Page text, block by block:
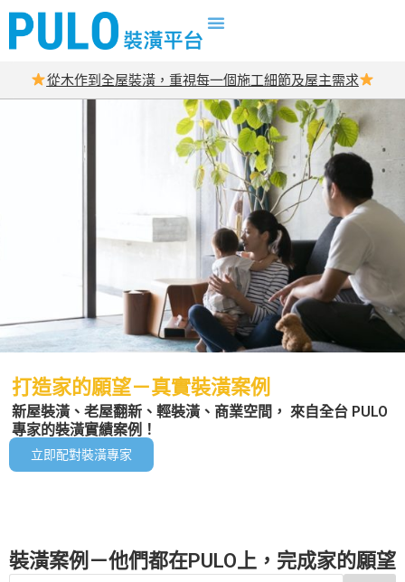
從木作到全屋裝潢，重視每一個施工細節及屋主需求
打造家的願望－真實裝潢案例
新屋裝潢、老屋翻新、輕裝潢、商業空間， 來自全台 PULO
專家的裝潢實績案例！
立即配對裝潢專家
裝潢案例－他們都在PULO上，完成家的願望